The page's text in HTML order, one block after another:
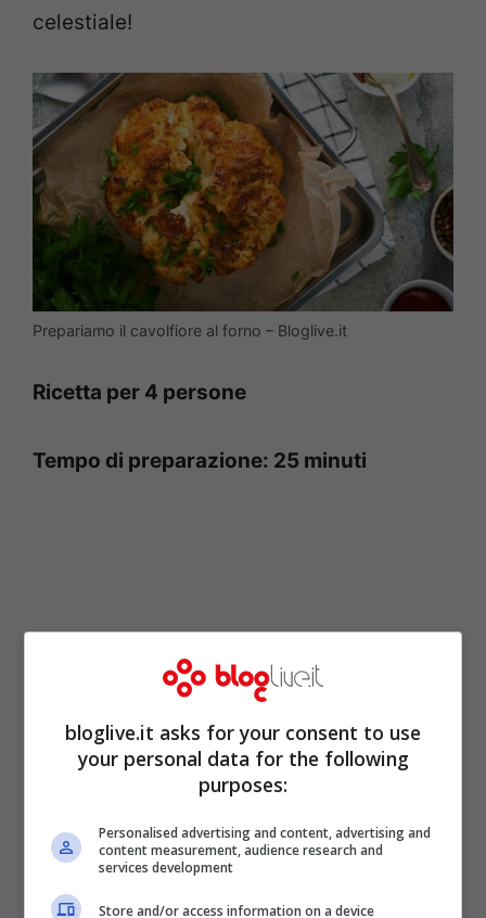
celestiale!
Prepariamo il cavolfiore al forno – Bloglive.it
Ricetta per 4 persone
Tempo di preparazione: 25 minuti
Tempo totale: 55 minuti
bloglive.it asks for your consent to use
your personal data for the following
purposes:
Personalised advertising and content, advertising and
content measurement, audience research and
services development
Store and/or access information on a device